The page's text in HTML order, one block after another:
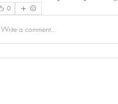
0
Write a comment...